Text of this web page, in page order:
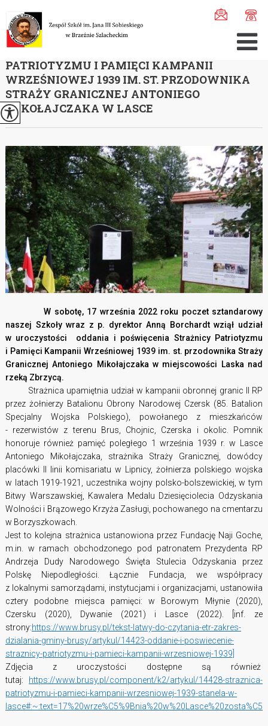
Uroczystość poświęce ...
UROCZYSTOŚĆ POŚWIĘCENIA STRAŻNICY
PATRIOTYZMU I PAMIĘCI KAMPANII
WRZEŚNIOWEJ 1939 IM. ST. PRZODOWNIKA
STRAŻY GRANICZNEJ ANTONIEGO
MIKOŁAJCZAKA W LASCE
W sobotę, 17 września 2022 roku poczet sztandarowy
naszej Szkoły wraz z p. dyrektor Anną Borchardt wziął udział
w uroczystości oddania i poświęcenia Strażnicy Patriotyzmu
i Pamięci Kampanii Wrześniowej 1939 im. st. przodownika Straży
Granicznej Antoniego Mikołajczaka w miejscowości Laska nad
rzeką Zbrzycą.
Strażnica upamiętnia udział w kampanii obronnej granic II RP
przez żołnierzy Batalionu Obrony Narodowej Czersk (85. Batalion
Specjalny Wojska Polskiego), powołanego z mieszkańców
- rezerwistów z terenu Brus, Chojnic, Czerska i okolic. Pomnik
honoruje również pamięć poległego 1 września 1939 r. w Lasce
Antoniego Mikołajczaka, strażnika Straży Granicznej, dowódcy
placówki II linii komisariatu w Lipnicy, żołnierza polskiego wojska
w latach 1919-1921, uczestnika wojny polsko-bolszewickiej, w tym
Bitwy Warszawskiej, Kawalera Medalu Dziesięciolecia Odzyskania
Wolności i Brązowego Krzyża Zasługi, pochowanego na cmentarzu
w Borzyszkowach.
Jest to kolejna strażnica ustanowiona przez Fundację Naji Goche,
m.in. w ramach obchodzonego pod patronatem Prezydenta RP
Andrzeja Dudy Narodowego Święta Stulecia Odzyskania przez
Polskę Niepodległości. Łącznie Fundacja, we współpracy
z lokalnymi samorządami, instytucjami i organizacjami, ustanowiła
cztery podobne miejsca pamięci: w Borowym Młynie (2020),
Czersku (2020), Dywanie (2021) i Lasce (2022). [inf. ze
strony:https://www.brusy.pl/tekst-latwy-do-czytania-etr-zakres-
dzialania-gminy-brusy/artykul/14423-oddanie-i-poswiecenie-
straznicy-patriotyzmu-i-pamieci-kampanii-wrzesniowej-1939]
Zdjęcia z uroczystości dostępne są również
tutaj: https://www.brusy.pl/component/k2/artykul/14428-straznica-
patriotyzmu-i-pamieci-kampanii-wrzesniowej-1939-stanela-w-